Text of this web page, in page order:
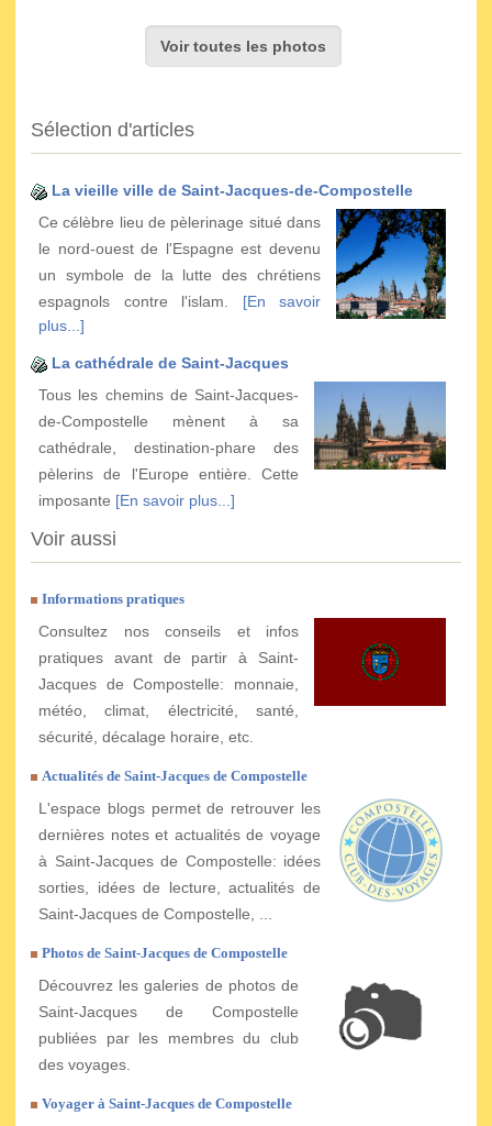
Voir toutes les photos
Sélection d'articles
La vieille ville de Saint-Jacques-de-Compostelle
Ce célèbre lieu de pèlerinage situé dans
le nord-ouest de l'Espagne est devenu
un symbole de la lutte des chrétiens
espagnols contre l'islam. [En savoir
plus...]
La cathédrale de Saint-Jacques
Tous les chemins de Saint-Jacques-
de-Compostelle mènent à sa
cathédrale, destination-phare des
pèlerins de l'Europe entière. Cette
imposante [En savoir plus...]
Voir aussi
Informations pratiques
Consultez nos conseils et infos
pratiques avant de partir à Saint-
Jacques de Compostelle: monnaie,
météo, climat, électricité, santé,
sécurité, décalage horaire, etc.
Actualités de Saint-Jacques de Compostelle
L'espace blogs permet de retrouver les
dernières notes et actualités de voyage
à Saint-Jacques de Compostelle: idées
sorties, idées de lecture, actualités de
Saint-Jacques de Compostelle, ...
Photos de Saint-Jacques de Compostelle
Découvrez les galeries de photos de
Saint-Jacques de Compostelle
publiées par les membres du club
des voyages.
Voyager à Saint-Jacques de Compostelle